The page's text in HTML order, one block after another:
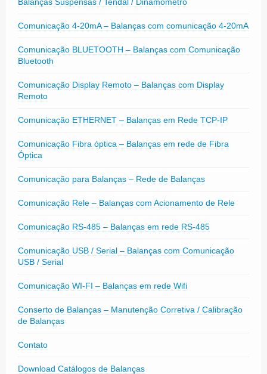
Comunicação 4-20mA – Balanças com comunicação 4-20mA
Comunicação BLUETOOTH – Balanças com Comunicação
Bluetooth
Comunicação Display Remoto – Balanças com Display
Remoto
Comunicação ETHERNET – Balanças em Rede TCP-IP
Comunicação Fibra óptica – Balanças em rede de Fibra
Óptica
Comunicação para Balanças – Rede de Balanças
Comunicação Rele – Balanças com Acionamento de Rele
Comunicação RS-485 – Balanças em rede RS-485
Comunicação USB / Serial – Balanças com Comunicação
USB / Serial
Comunicação WI-FI – Balanças em rede Wifi
Conserto de Balanças – Manutenção Corretiva / Calibração
de Balanças
Contato
Download Catálogos de Balanças